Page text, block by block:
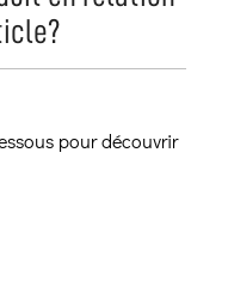
pour découvrir